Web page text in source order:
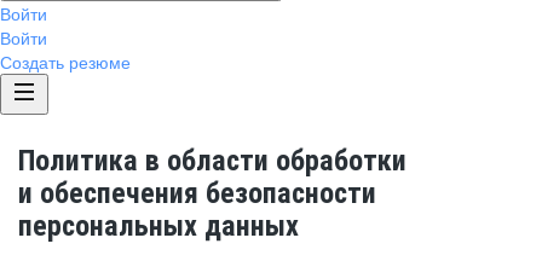
Войти
Войти
Создать резюме
Политика в области обработки
и обеспечения безопасности
персональных данных